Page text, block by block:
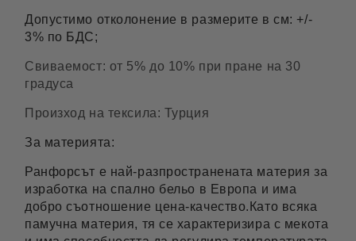
Допустимо отколонение в размерите в см: +/-
3% по БДС;
Свиваемост: от 5% до 10% при пране на 30
градуса
Произход на тексила: Турция
За материята:
Ранфорсът е най-разпространената материя за
изработка на спално бельо в Европа и има
добро съотношение цена-качество.Като всяка
памучна материя, тя се характеризира с мекота